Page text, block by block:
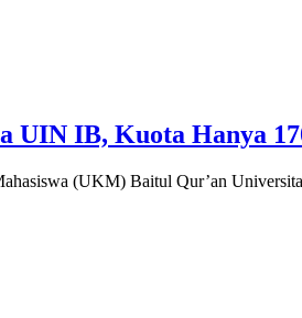
UIN IB, Kuota Hanya
(UKM) Baitul Qur’an